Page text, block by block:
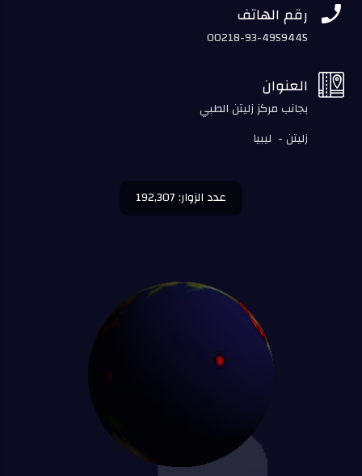
 رقم الهاتف
00218-93-4959445
 العنوان
بجانب مركز زليتن الطبي
زليتن - ليبيا
عدد الزوار: 192,307